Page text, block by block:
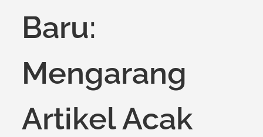
Baru:
Mengarang
Artikel Acak